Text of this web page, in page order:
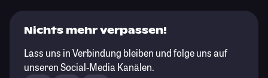
Nichts mehr verpassen!
Lass uns in Verbindung bleiben und folge uns auf
unseren Social-Media Kanälen.